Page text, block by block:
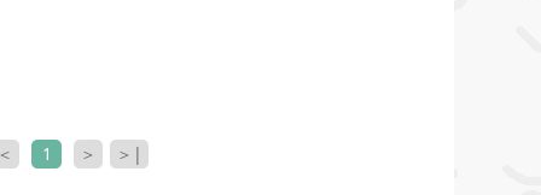
＜ 1 ＞ ＞|